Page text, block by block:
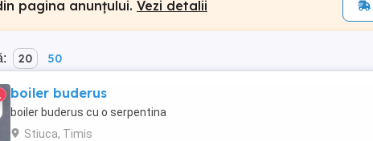
pagina anunțului. Vezi detalii
20 50
boiler buderus
boiler buderus cu o serpentina
Stiuca, Timis